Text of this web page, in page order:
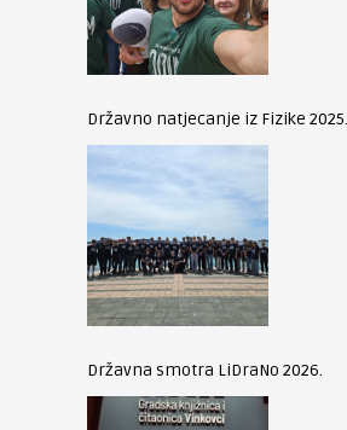
Državno natjecanje iz Fizike
Državna smotra LiDraNo 2026.